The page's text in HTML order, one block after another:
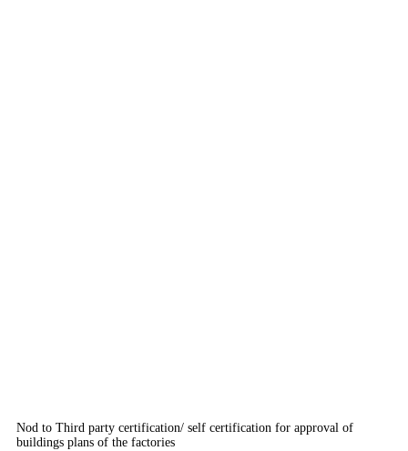
Nod to Third party certification/ self certification for approval of
buildings plans of the factories